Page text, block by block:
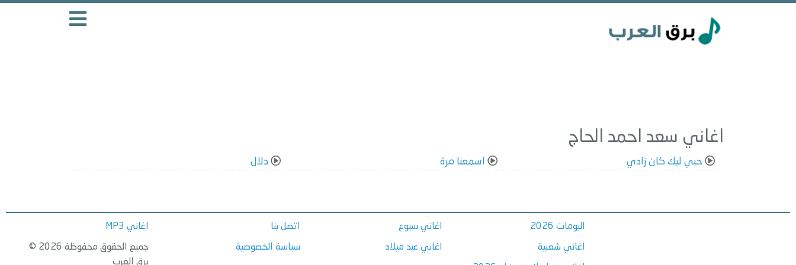
اغاني سعد احمد الحاج
حبي ليك كان زادي اسمعنا مرة دلال
البومات 2026
اغاني شعبية
اغاني سبوع
اغاني عيد ميلاد
اتصل بنا
سياسة الخصوصية
اغاني MP3
جميع الحقوق محفوظة 2026 ©
برق العرب